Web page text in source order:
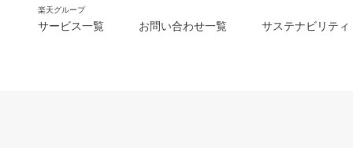
楽天グループ
サービス一覧 お問い合わせ一覧 サステナビリティ